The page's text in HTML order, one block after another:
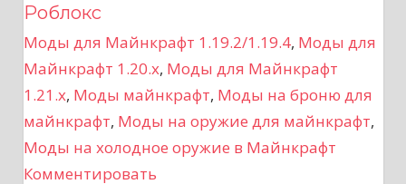
и
г
а
ц
Роблокс
Моды для Майнкрафт 1.19.2/1.19.4, Моды для
Майнкрафт 1.20.x, Моды для Майнкрафт
1.21.x, Моды майнкрафт, Моды на броню для
майнкрафт, Моды на оружие для майнкрафт,
Моды на холодное оружие в Майнкрафт
Комментировать